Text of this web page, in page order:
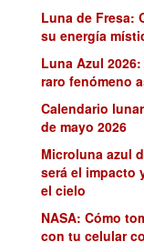
Luna de Fresa:
su energía
Luna Azul
raro fenómeno
Calendario
de mayo 2026
Microluna azul
será el impacto
el cielo
NASA: Cómo
con tu celular